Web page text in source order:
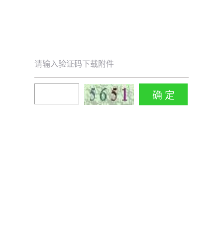
请输入验证码下载附件